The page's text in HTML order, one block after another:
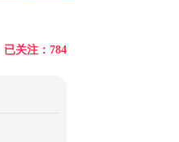
已关注：784